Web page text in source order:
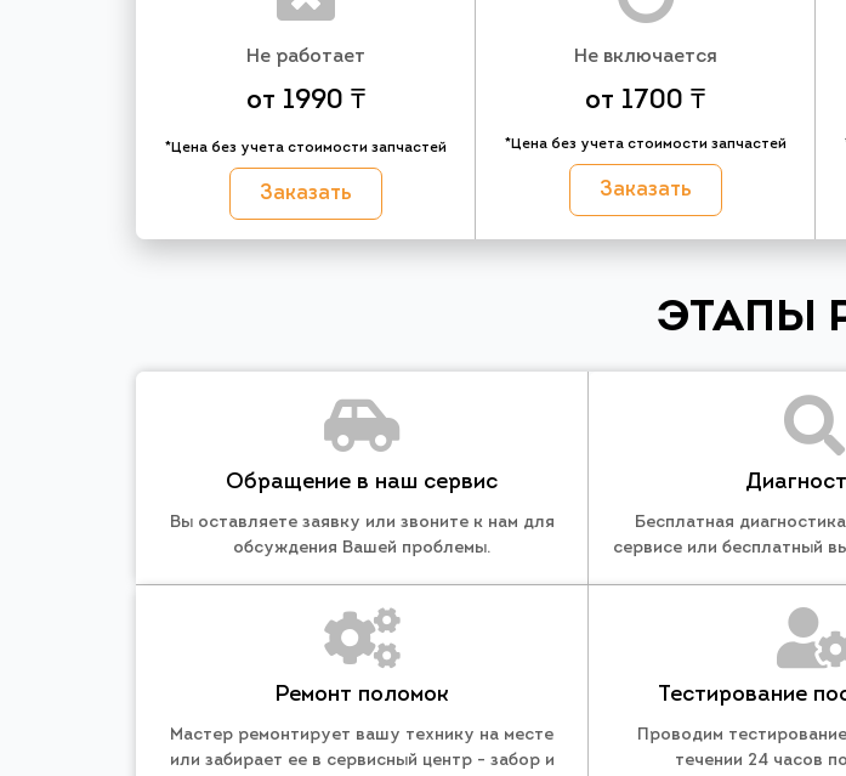
Не работает
от 1990 ₸
*Цена без учета стоимости запчастей
Заказать
Не включается
от 1700 ₸
*Цена без учета стоимости запчастей
Заказать
ЭТАПЫ
Обращение в наш сервис
Вы оставляете заявку или звоните к нам для
обсуждения Вашей проблемы.
Бесплатная
сервисе или бесплатный
Ремонт поломок
Мастер ремонтирует вашу технику на месте
или забирает ее в сервисный центр - забор и
Тестирование
Проводим
течении 24 часов